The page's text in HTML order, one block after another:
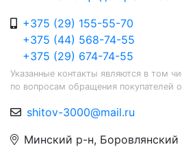
+375 (29) 155-55-70
+375 (44) 568-74-55
+375 (29) 674-74-55
Указанные контакты являются в том
по вопросам обращения покупателей
shitov-3000@mail.ru
Минский р-н, Боровлянский